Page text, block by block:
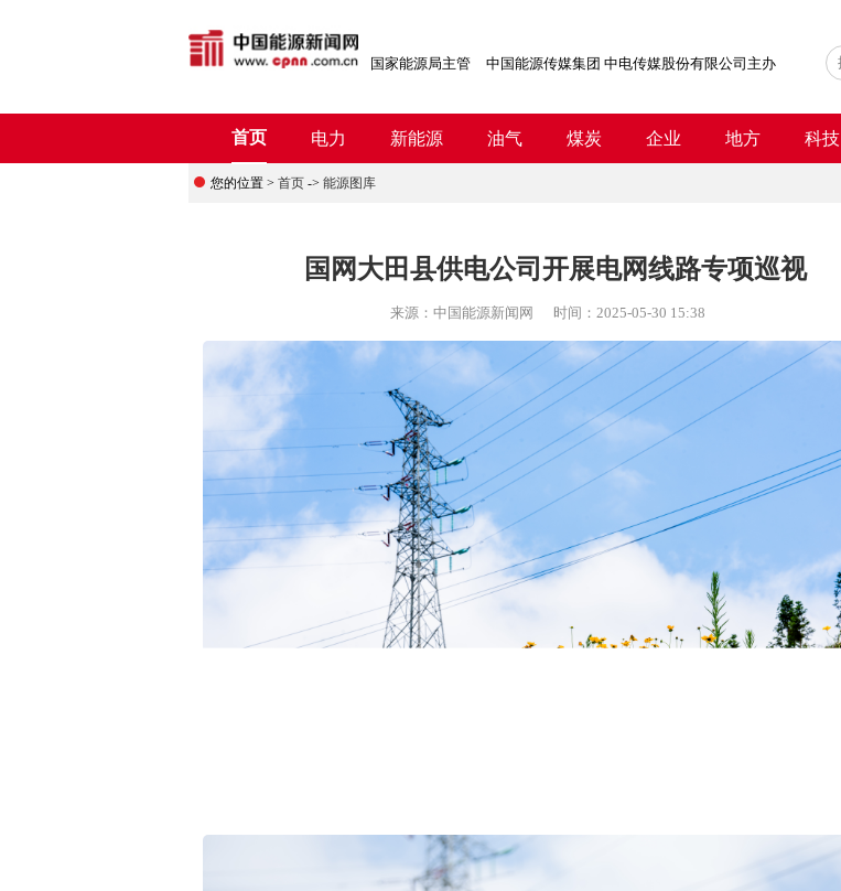
国家能源局主管 中国能源传媒集团 中电传媒股份有限公司主办
首页 电力 新能源 油气 煤炭 企业 地方 科技
您的位置 > 首页 -> 能源图库
国网大田县供电公司开展电网线路专项巡视
来源： 中国能源新闻网 时间： 2025-05-30 15:38